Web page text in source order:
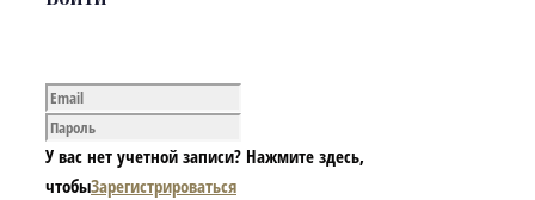
У вас нет учетной записи? Нажмите здесь,
чтобыЗарегистрироваться